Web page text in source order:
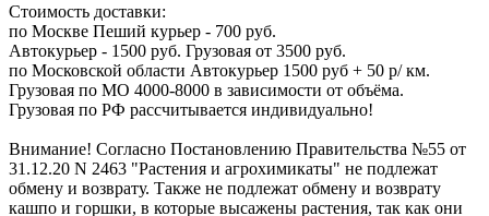
Стоимость доставки:
по Москве Пеший курьер - 700 руб.
Автокурьер - 1500 руб. Грузовая от 3500 руб.
по Московской области Автокурьер 1500 руб + 50 р/ км.
Грузовая по МО 4000-8000 в зависимости от объёма.
Грузовая по РФ рассчитывается индивидуально!
Внимание! Согласно Постановлению Правительства №55 от
31.12.20 N 2463 "Растения и агрохимикаты" не подлежат
обмену и возврату. Также не подлежат обмену и возврату
кашпо и горшки, в которые высажены растения, так как они